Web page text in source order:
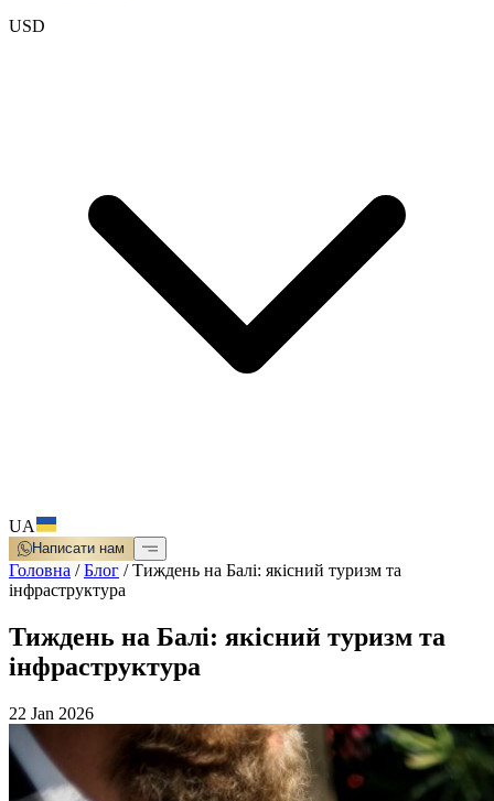
USD
UA
Написати нам
Головна /Блог /Тиждень на Балі: якісний туризм та
інфраструктура
Тиждень на Балі: якісний туризм та
інфраструктура
22 Jan 2026